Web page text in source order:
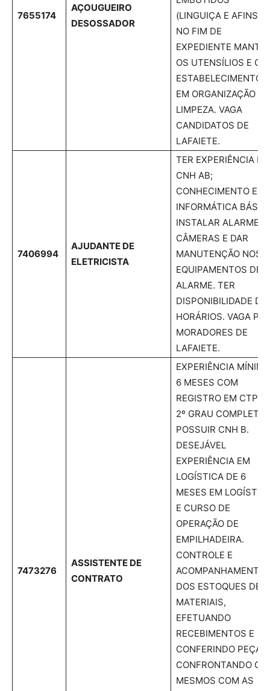
7655174
AÇOUGUEIRO
DESOSSADOR
(LINGUIÇA E AFINS).
NO FIM DE
EXPEDIENTE
OS UTENSÍLIOS E O
ESTABELECIMENTO
EM ORGANIZAÇÃO E
LIMPEZA. VAGA
CANDIDATOS DE
LAFAIETE.
7406994
AJUDANTE DE
ELETRICISTA
TER EXPERIÊNCIA E
CNH AB;
CONHECIMENTO EM
INFORMÁTICA
INSTALAR ALARMES
CÂMERAS E DAR
MANUTENÇÃO NOS
EQUIPAMENTOS DE
ALARME. TER
DISPONIBILIDADE DE
HORÁRIOS. VAGA
MORADORES DE
LAFAIETE.
7473276
ASSISTENTE DE
CONTRATO
EXPERIÊNCIA MÍNIMA
6 MESES COM
REGISTRO EM CTPS;
2º GRAU COMPLETO;
POSSUIR CNH B.
DESEJÁVEL
EXPERIÊNCIA EM
LOGÍSTICA DE 6
MESES EM
E CURSO DE
OPERAÇÃO DE
EMPILHADEIRA.
CONTROLE E
ACOMPANHAMENTO
DOS ESTOQUES DE
MATERIAIS,
EFETUANDO
RECEBIMENTOS E
CONFERINDO PEÇAS,
CONFRONTANDO OS
MESMOS COM AS